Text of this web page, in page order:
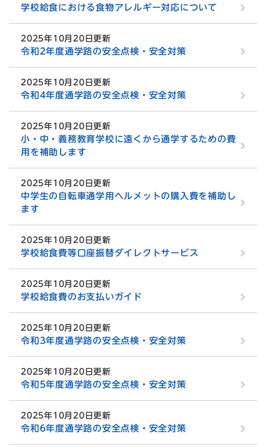
学校給食における食物アレルギー対応について
2025年10月20日更新
令和2年度通学路の安全点検・安全対策
2025年10月20日更新
令和4年度通学路の安全点検・安全対策
2025年10月20日更新
小・中・義務教育学校に遠くから通学するための費
用を補助します
2025年10月20日更新
中学生の自転車通学用ヘルメットの購入費を補助し
ます
2025年10月20日更新
学校給食費等口座振替ダイレクトサービス
2025年10月20日更新
学校給食費のお支払いガイド
2025年10月20日更新
令和3年度通学路の安全点検・安全対策
2025年10月20日更新
令和5年度通学路の安全点検・安全対策
2025年10月20日更新
令和6年度通学路の安全点検・安全対策